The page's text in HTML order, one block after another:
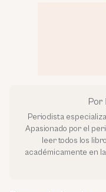
Por
Periodista
Apasionado por el
leer todos los
académicamente en